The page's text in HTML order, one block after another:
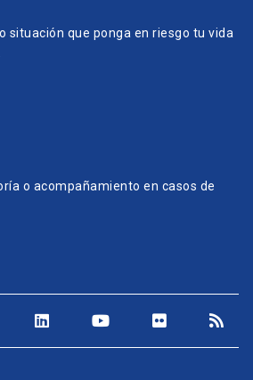
situación que ponga en riesgo tu vida
o acompañamiento en casos de